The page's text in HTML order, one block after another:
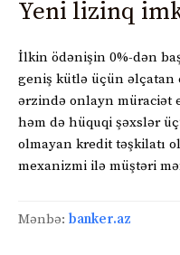
Yeni lizinq
İlkin ödənişin 0%-dən
geniş kütlə üçün əlçatan
ərzində onlayn müraciət
həm də hüquqi şəxslər
olmayan kredit təşkilatı
mexanizmi ilə müştəri
Mənbə: banker.az